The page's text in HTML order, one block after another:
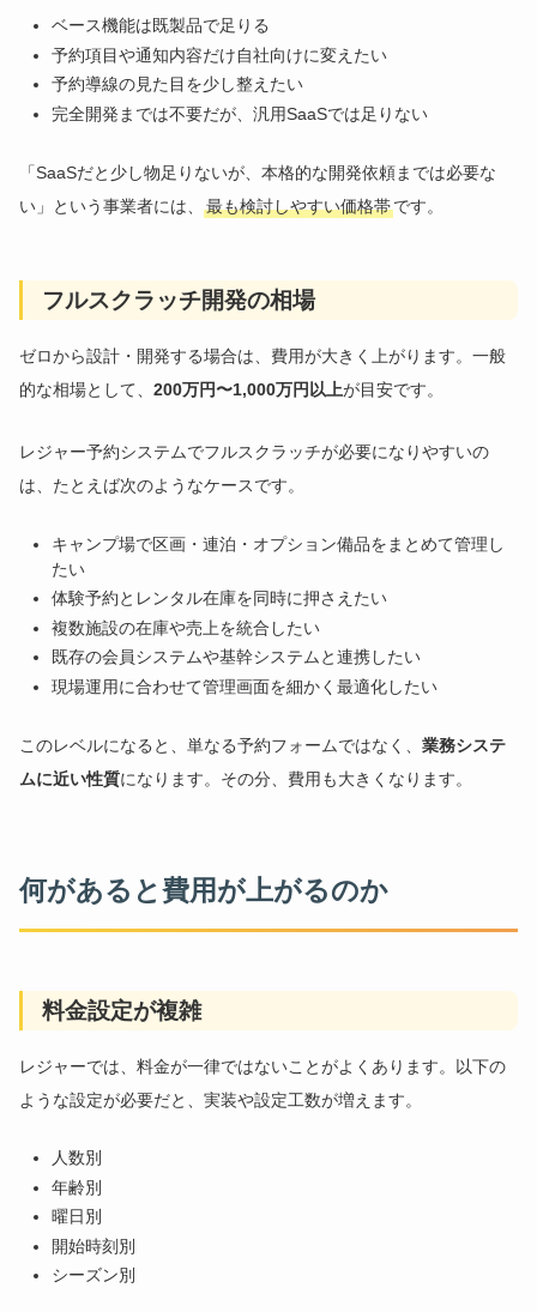
ベース機能は既製品で足りる
予約項目や通知内容だけ自社向けに変えたい
予約導線の見た目を少し整えたい
完全開発までは不要だが、汎用SaaSでは足りない
「SaaSだと少し物足りないが、本格的な開発依頼までは必要な
い」という事業者には、最も検討しやすい価格帯です。
フルスクラッチ開発の相場
ゼロから設計・開発する場合は、費用が大きく上がります。一般
的な相場として、200万円〜1,000万円以上が目安です。
レジャー予約システムでフルスクラッチが必要になりやすいの
は、たとえば次のようなケースです。
キャンプ場で区画・連泊・オプション備品をまとめて管理し
たい
体験予約とレンタル在庫を同時に押さえたい
複数施設の在庫や売上を統合したい
既存の会員システムや基幹システムと連携したい
現場運用に合わせて管理画面を細かく最適化したい
このレベルになると、単なる予約フォームではなく、業務システ
ムに近い性質になります。その分、費用も大きくなります。
何があると費用が上がるのか
料金設定が複雑
レジャーでは、料金が一律ではないことがよくあります。以下の
ような設定が必要だと、実装や設定工数が増えます。
人数別
年齢別
曜日別
開始時刻別
シーズン別